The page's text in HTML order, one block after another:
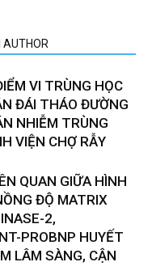
AUTHOR
VI TRÙNG HỌC
ĐÁI THÁO ĐƯỜNG
NHIỄM TRÙNG
VIỆN CHỢ RẪY
QUAN GIỮA HÌNH
ĐỘ MATRIX
2,
PROBNP HUYẾT
LÂM SÀNG, CẬN